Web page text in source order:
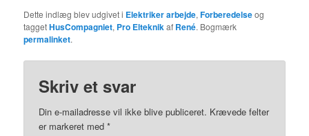
Dette indlæg blev udgivet i Elektriker arbejde,Forberedelseog
taggetHusCompagniet, Pro Elteknikaf René. Bogmærk
permalinket.
Skriv et svar
Din e-mailadresse vil ikke blive publiceret. Krævede felter
er markeret med*